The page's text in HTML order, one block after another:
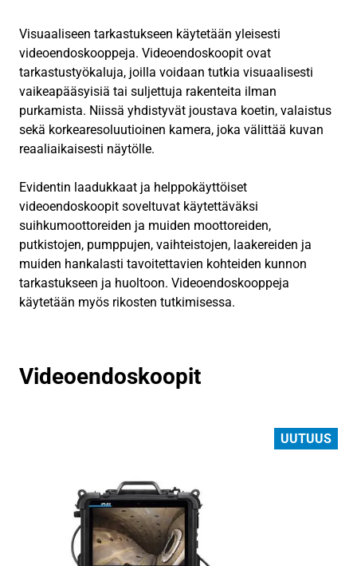
Visuaaliseen tarkastukseen käytetään yleisesti
videoendoskooppeja. Videoendoskoopit ovat
tarkastustyökaluja, joilla voidaan tutkia visuaalisesti
vaikeapääsyisiä tai suljettuja rakenteita ilman
purkamista. Niissä yhdistyvät joustava koetin, valaistus
sekä korkearesoluutioinen kamera, joka välittää kuvan
reaaliaikaisesti näytölle.
Evidentin laadukkaat ja helppokäyttöiset
videoendoskoopit soveltuvat käytettäväksi
suihkumoottoreiden ja muiden moottoreiden,
putkistojen, pumppujen, vaihteistojen, laakereiden ja
muiden hankalasti tavoitettavien kohteiden kunnon
tarkastukseen ja huoltoon. Videoendoskooppeja
käytetään myös rikosten tutkimisessa.
Videoendoskoopit
UUTUUS